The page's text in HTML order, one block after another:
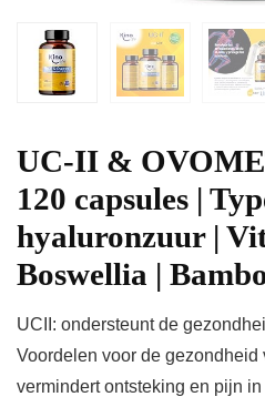
UC-II &
120 capsules |
hyaluronzuur |
Boswellia |
UCII: ondersteunt de
Voordelen voor de gezondheid
vermindert ontsteking en pijn